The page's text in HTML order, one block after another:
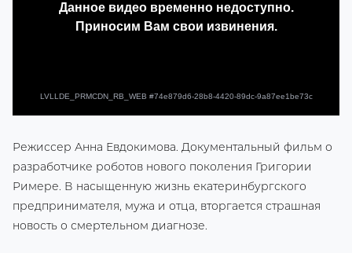
Режиссер Анна Евдокимова. Документальный фильм о
разработчике роботов нового поколения Григории
Римере. В насыщенную жизнь екатеринбургского
предпринимателя, мужа и отца, вторгается страшная
новость о смертельном диагнозе.